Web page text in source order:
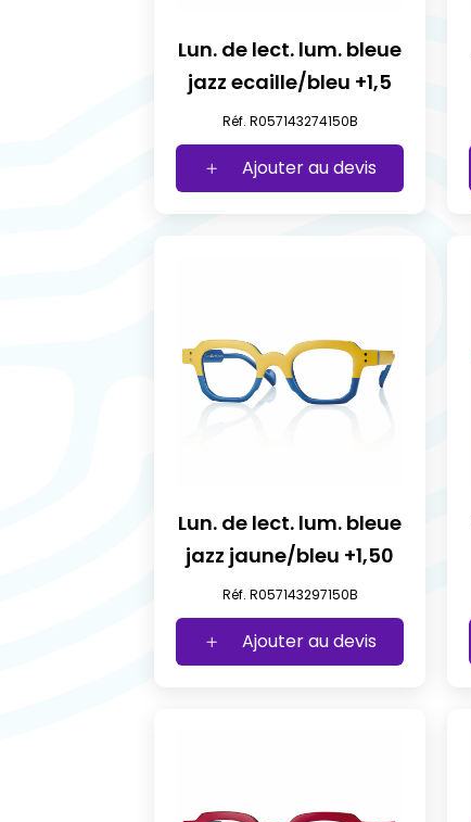
Lun. de lect. lum. bleue
jazz ecaille/bleu +1,5
Réf. R057143274150B
Ajouter au devis
Lun. de lect. lum. bleue
jazz jaune/bleu +1,50
Réf. R057143297150B
Ajouter au devis